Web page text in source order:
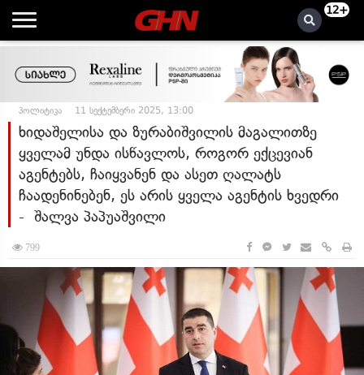
12+
პოლიტიკა 11 სექტემბერი 2025, 13:00
ხიდაშელისა და ზურაბიშვილის მაგალითზე
ყველამ უნდა ისწავლოს, როგორ ექცევიან
აგენტებს, ჩაიყვანენ და ასეთ ღალატს
ჩაადენინებენ, ეს არის ყველა აგენტის ხვედრი
- შალვა პაპუაშვილი
799